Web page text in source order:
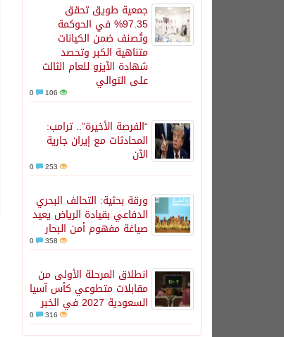
جمعية طويق تحقق
97.35% في الحوكمة
وتُصنف ضمن الكيانات
متناهية الكبر وتحصد
شهادة الآيزو للعام الثالث
على التوالي
106
“الفرصة الأخيرة”.. ترامب:
المحادثات مع إيران جارية
الآن
253
ورقة بحثية: التحالف البحري
الدفاعي بقيادة الرياض يعيد
صياغة مفهوم أمن البحار
358
انطلاق المرحلة الأولى من
مقابلات متطوعي كأس آسيا
السعودية 2027 في الخبر
316